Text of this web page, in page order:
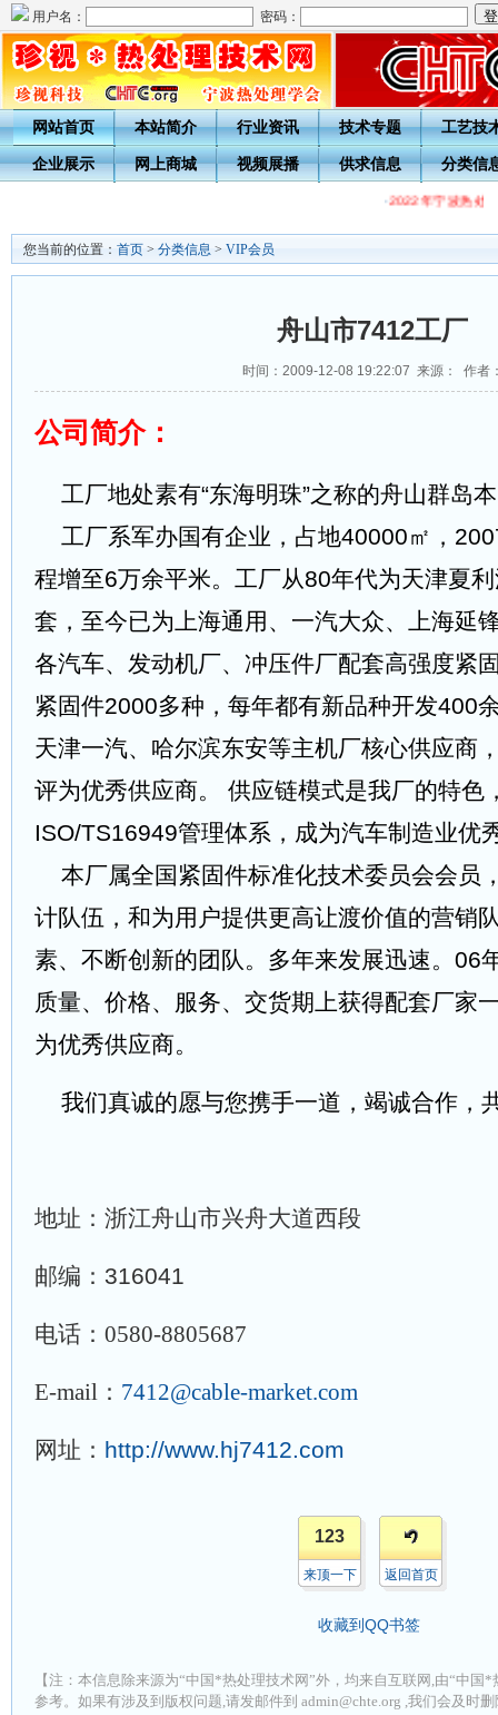
用户名： 密码：
网站首页 本站简介 行业资讯 技术专题 工艺技
企业展示 网上商城 视频展播 供求信息 分类信
·2022年宁波热处
您当前的位置： 首页 > 分类信息 > VIP会员
舟山市7412工厂
时间：2009-12-08 19:22:07 来源： 作者
公司简介：
工厂地处素有“东海明珠”之称的舟山群岛
工厂系军办国有企业，占地40000㎡，
程增至6万余平米。工厂从80年代为天津夏
套，至今已为上海通用、一汽大众、上海延
各汽车、发动机厂、冲压件厂配套高强度紧
紧固件2000多种，每年都有新品种开发400
天津一汽、哈尔滨东安等主机厂核心供应商
评为优秀供应商。 供应链模式是我厂的特色
ISO/TS16949管理体系，成为汽车制造业优
本厂属全国紧固件标准化技术委员会会员
计队伍，和为用户提供更高让渡价值的营销
素、不断创新的团队。多年来发展迅速。06
质量、价格、服务、交货期上获得配套厂家
为优秀供应商。
我们真诚的愿与您携手一道，竭诚合作
地址： 浙江舟山市兴舟大道西段
邮编：316041
电话： 0580-8805687
E-mail： 7412@cable-market.com
网址： http://www.hj7412.com
123
来顶一下 返回首页
收藏到QQ书签
【注：本信息除来源为“中国*热处理技术网”外，均来自互联网,由“中国
参考。如果有涉及到版权问题,请发邮件到 admin@chte.org ,我们会及时